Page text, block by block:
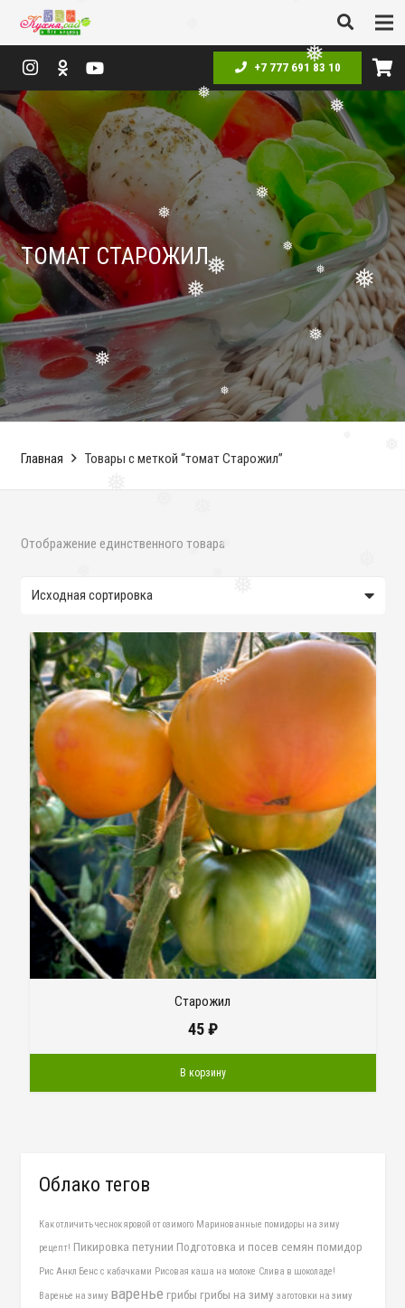
❅
❅
❅
❅
❅
❅
❅
❅
❅
❅
❅
❅
❅
❅
+7 777 691 83 10
ТОМАТ СТАРОЖИЛ
Главная Товары с меткой “томат Старожил”
Отображение единственного товара
Старожил
45₽
В корзину
Облако тегов
Как отличить чеснок яровой от озимого Маринованные помидоры на зиму
рецепт! Пикировка петунии Подготовка и посев семян помидор
Рис Анкл Бенс с кабачками Рисовая каша на молоке Слива в шоколаде!
Варенье на зиму варенье грибы грибы на зиму заготовки на зиму